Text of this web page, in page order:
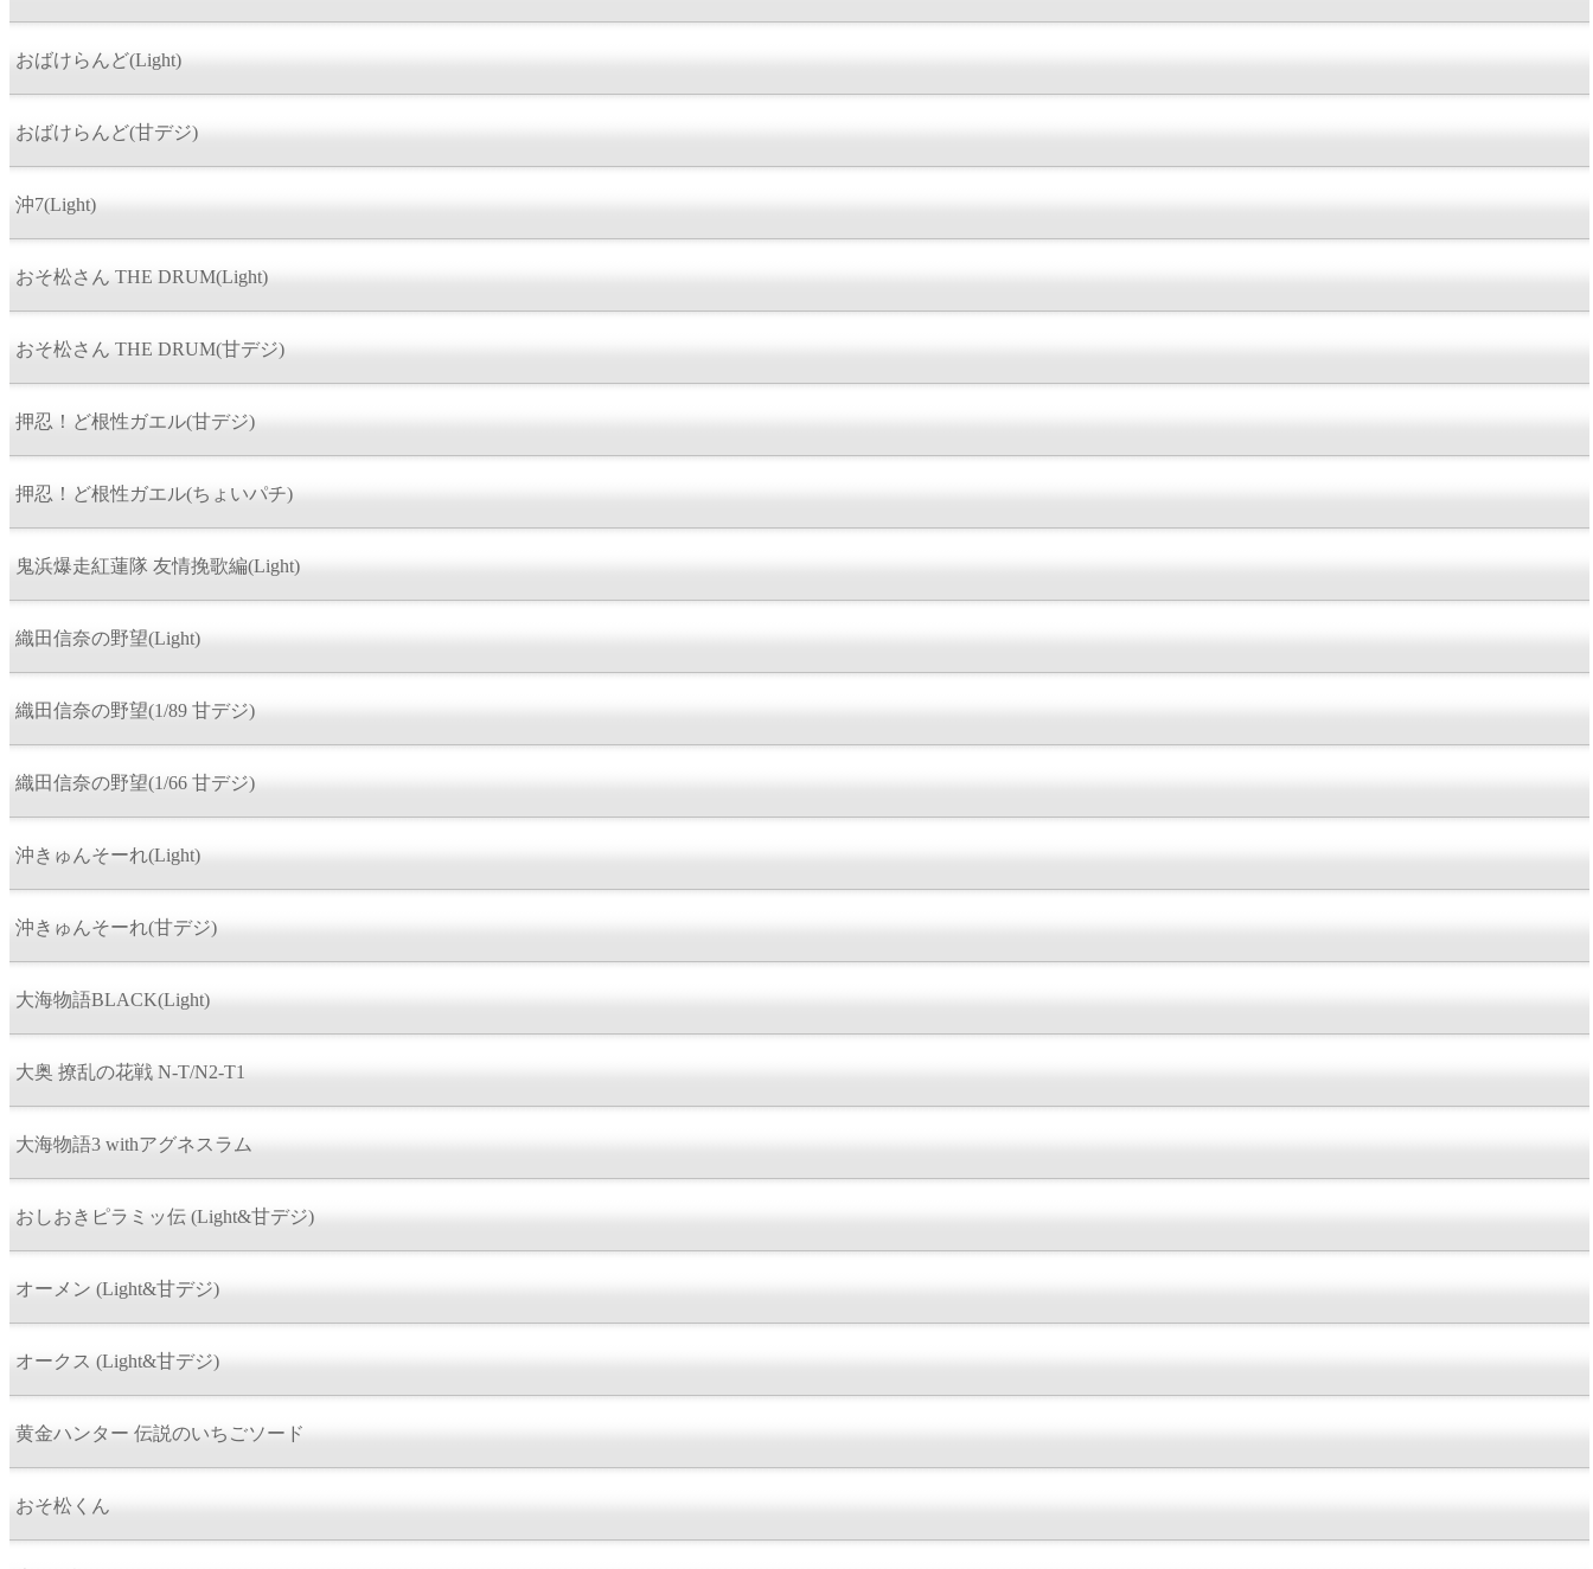
おばけらんど(Light)
おばけらんど(甘デジ)
沖7(Light)
おそ松さん THE DRUM(Light)
おそ松さん THE DRUM(甘デジ)
押忍！ど根性ガエル(甘デジ)
押忍！ど根性ガエル(ちょいパチ)
鬼浜爆走紅蓮隊 友情挽歌編(Light)
織田信奈の野望(Light)
織田信奈の野望(1/89 甘デジ)
織田信奈の野望(1/66 甘デジ)
沖きゅんそーれ(Light)
沖きゅんそーれ(甘デジ)
大海物語BLACK(Light)
大奥 撩乱の花戦 N-T/N2-T1
大海物語3 withアグネスラム
おしおきピラミッ伝 (Light&甘デジ)
オーメン (Light&甘デジ)
オークス (Light&甘デジ)
黄金ハンター 伝説のいちごソード
おそ松くん